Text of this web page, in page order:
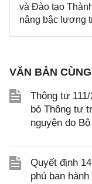
và Đào tạo
nâng bậc lương
VĂN BẢN
Thông tư
bỏ Thông tư
nguyện do
Quyết định
phủ ban